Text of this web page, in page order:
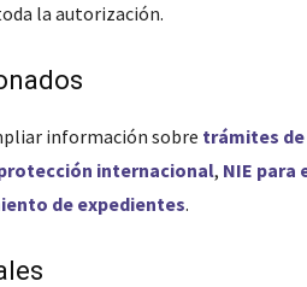
la autorización.
información sobre trámites de
internacional, NIE para
de expedientes.